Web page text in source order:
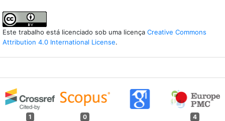
Este trabalho está licenciado sob uma licença Creative Commons
Attribution 4.0 International License.
1 0 4